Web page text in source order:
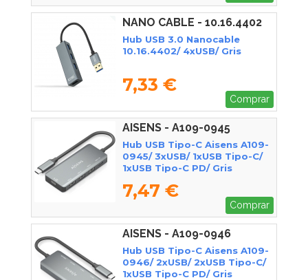
NANO CABLE - 10.16.4402
Hub USB 3.0 Nanocable
10.16.4402/ 4xUSB/ Gris
7,33 €
Comprar
AISENS - A109-0945
Hub USB Tipo-C Aisens A109-
0945/ 3xUSB/ 1xUSB Tipo-C/
1xUSB Tipo-C PD/ Gris
7,47 €
Comprar
AISENS - A109-0946
Hub USB Tipo-C Aisens A109-
0946/ 2xUSB/ 2xUSB Tipo-C/
1xUSB Tipo-C PD/ Gris